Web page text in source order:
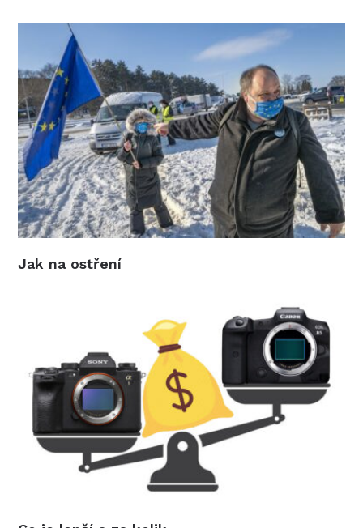
Jak na ostření